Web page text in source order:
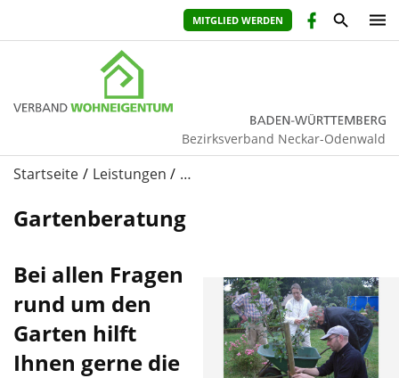
MITGLIED WERDEN
Bezirksverband Neckar-Odenwald
Startseite Leistungen …
Gartenberatung
Bei allen Fragen
rund um den
Garten hilft
Ihnen gerne die